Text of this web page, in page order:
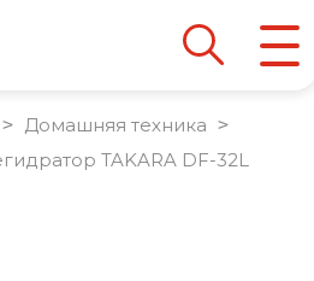
> Домашняя техника >
TAKARA DF-32L